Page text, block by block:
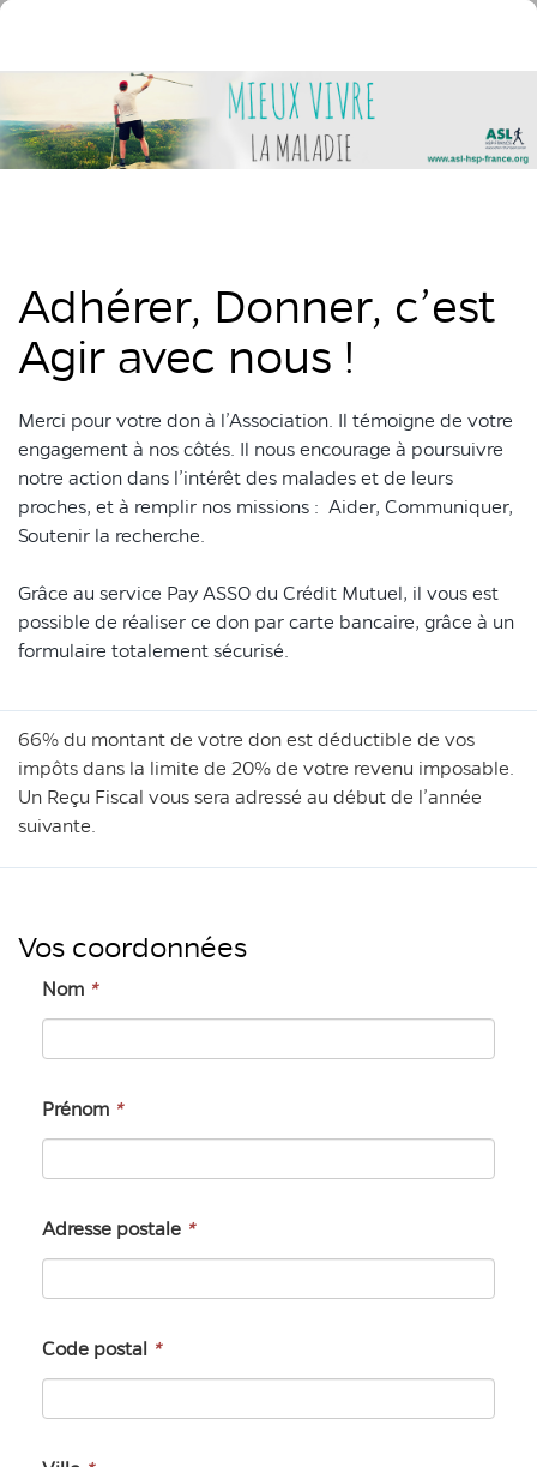
Adhérer, Donner, c’est
Agir avec nous !
Merci pour votre don à l’Association. Il témoigne de votre
engagement à nos côtés. Il nous encourage à poursuivre
notre action dans l’intérêt des malades et de leurs
proches, et à remplir nos missions : Aider, Communiquer,
Soutenir la recherche.
Grâce au service Pay ASSO du Crédit Mutuel, il vous est
possible de réaliser ce don par carte bancaire, grâce à un
formulaire totalement sécurisé.
66% du montant de votre don est déductible de vos
impôts dans la limite de 20% de votre revenu imposable.
Un Reçu Fiscal vous sera adressé au début de l’année
suivante.
Vos coordonnées
Nom *
Prénom *
Adresse postale *
Code postal *